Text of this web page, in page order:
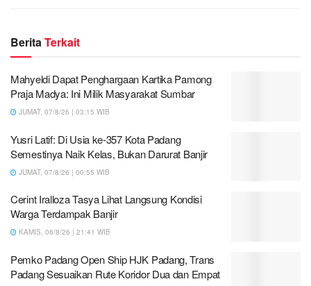
BeritaTerkait
Mahyeldi Dapat Penghargaan Kartika Pamong
Praja Madya: Ini Milik Masyarakat Sumbar
JUMAT, 07/8/26 | 03:15 WIB
Yusri Latif: Di Usia ke-357 Kota Padang
Semestinya Naik Kelas, Bukan Darurat Banjir
JUMAT, 07/8/26 | 00:55 WIB
Cerint Iralloza Tasya Lihat Langsung Kondisi
Warga Terdampak Banjir
KAMIS, 06/8/26 | 21:41 WIB
Pemko Padang Open Ship HJK Padang, Trans
Padang Sesuaikan Rute Koridor Dua dan Empat